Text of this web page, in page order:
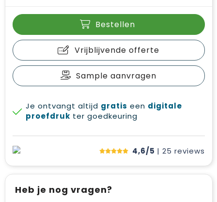
Bestellen
Vrijblijvende offerte
Sample aanvragen
Je ontvangt altijd gratis een digitale
proefdruk ter goedkeuring
4,6/5 | 25 reviews
Heb je nog vragen?